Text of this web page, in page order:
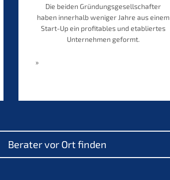
Die beiden Gründungs­ge­sell­schaf­ter
haben inner­halb weniger Jahre aus einem
Start-Up ein profi­ta­bles und etablier­tes
Unter­neh­men geformt.
»
Berater vor Ort finden